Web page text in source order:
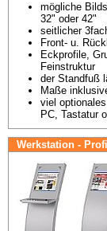
mögliche
32" oder 42"
seitlicher
Front- u.
Eckprofile,
Feinstruktur
der Standfuß
Maße
viel
PC, Tastatur
Werkstation -